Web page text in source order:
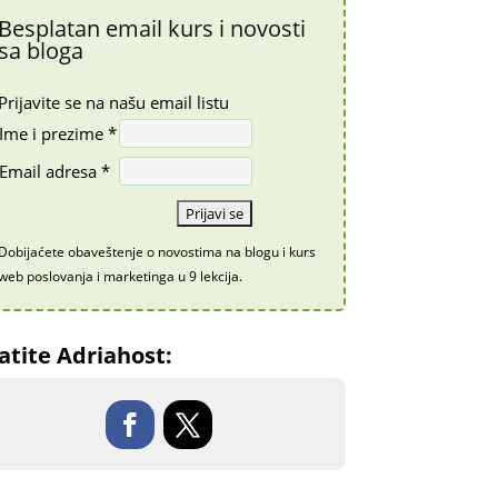
email kurs i novosti
bloga
se na našu email listu
i prezime *
adresa *
obaveštenje o novostima na blogu i kurs
poslovanja i marketinga u 9 lekcija.
Adriahost: